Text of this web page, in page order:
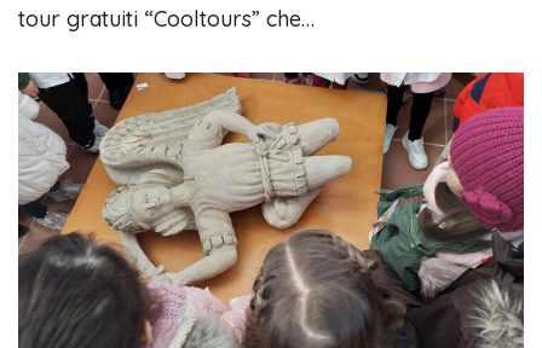
tour gratuiti “Cooltours” che…